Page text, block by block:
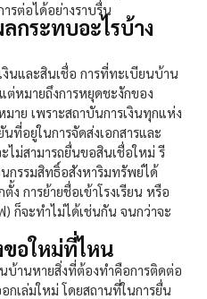
รต่อได้อย่างราบรื่น
กระทบอะไรบ้าง
นและสินเชื่อ การที่ทะเบียนบ้าน
ต่หมายถึงการหยุดชะงักของ
าย เพราะสถาบันการเงินทุกแห่ง
ที่อยู่ในการจัดส่งเอกสารและ
ไม่สามารถยื่นขอสินเชื่อใหม่ รี
กรรมสิทธิ์อสังหาริมทรัพย์ได้
ง การย้ายชื่อเข้าโรงเรียน หรือ
ก็จะทำไม่ได้เช่นกัน จนกว่าจะ
อใหม่ที่ไหน
บ้านหายสิ่งที่ต้องทำคือการติดต่อ
กเล่มใหม่ โดยสถานที่ในการยื่น